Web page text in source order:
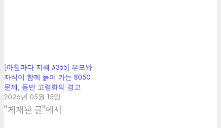
[아침마다 지혜 #355] 부모와
자식이 함께 늙어 가는 8050
문제, 동반 고령화의 경고
2026년 05월 15일
"게재된 글"에서